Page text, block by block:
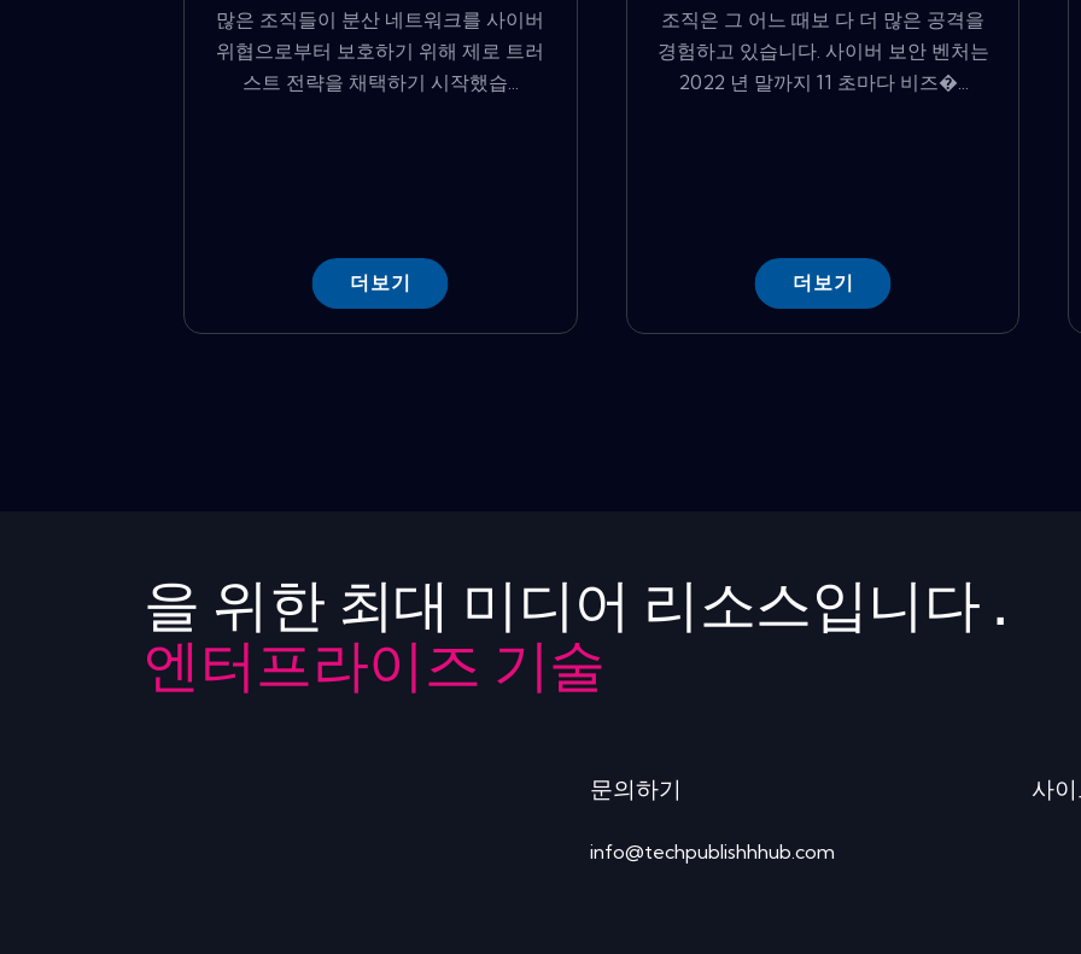
많은 조직들이 분산 네트워크를 사이버
위협으로부터 보호하기 위해 제로 트러
스트 전략을 채택하기 시작했습...
더보기
조직은 그 어느 때보 다 더 많은 공격을
경험하고 있습니다. 사이버 보안 벤처는
2022 년 말까지 11 초마다 비즈�...
더보기
을 위한 최대 미디어 리소스입니다 .
엔터프라이즈 기술
문의하기
info@techpublishhhub.com
사